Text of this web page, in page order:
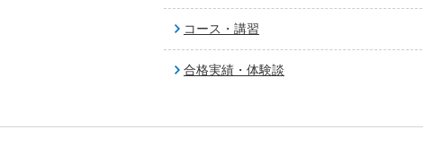
コース・講習
合格実績・体験談